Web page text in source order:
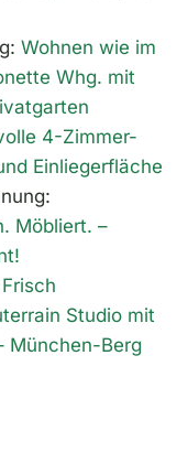
Wohnen wie im
Whg. mit
4-Zimmer-
Einliegerfläche
Möbliert. –
Frisch
Studio mit
München-Berg